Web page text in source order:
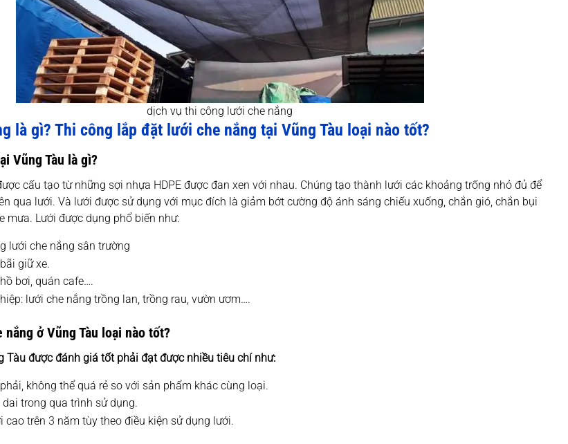
dịch vụ thi công lưới che nắng
là gì? Thi công lắp đặt lưới che nắng tại Vũng Tàu loại nào tốt?
Vũng Tàu là gì?
cấu tạo từ những sợi nhựa HDPE được đan xen với nhau. Chúng tạo thành lưới các khoảng trống nhỏ đủ để
qua lưới. Và lưới được sử dụng với mục đích là giảm bớt cường độ ánh sáng chiếu xuống, chắn gió, chắn bụi
mưa. Lưới được dụng phổ biến như:
lưới che nắng sân trường
giữ xe.
bơi, quán cafe….
lưới che nắng trồng lan, trồng rau, vườn ươm….
ở Vũng Tàu loại nào tốt?
Tàu được đánh giá tốt phải đạt được nhiều tiêu chí như:
không thể quá rẻ so với sản phẩm khác cùng loại.
trong qua trình sử dụng.
cao trên 3 năm tùy theo điều kiện sử dụng lưới.